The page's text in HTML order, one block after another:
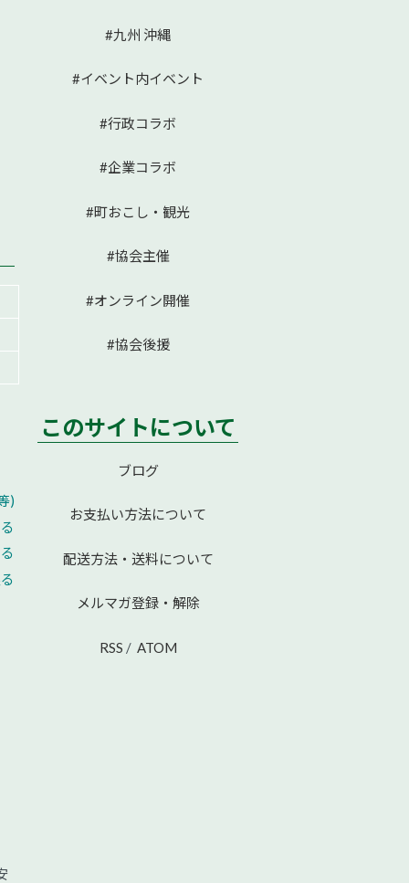
)
#九州 沖縄
#イベント内イベント
#行政コラボ
#企業コラボ
#町おこし・観光
#協会主催
#オンライン開催
#協会後援
このサイトについて
ブログ
お支払い方法について
配送方法・送料について
メルマガ登録・解除
RSS / ATOM